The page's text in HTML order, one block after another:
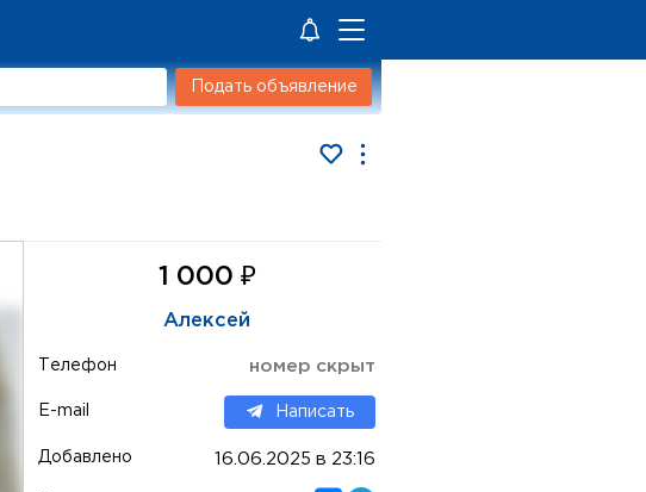
Подать объявление
1 000 ₽
Алексей
Телефон номер скрыт
E-mail Написать
Добавлено 16.06.2025 в 23:16